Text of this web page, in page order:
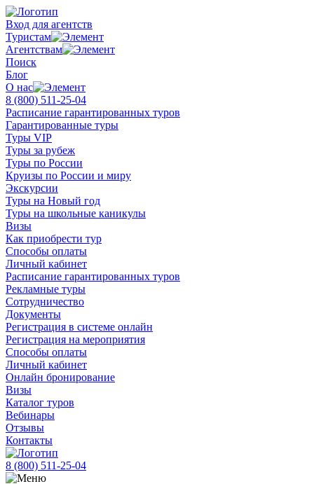
Вход для агентств
Туристам
Агентствам
Поиск
Блог
О нас
8 (800) 511-25-04
Расписание гарантированных туров
Гарантированные туры
Туры VIP
Туры за рубеж
Туры по России
Круизы по России и миру
Экскурсии
Туры на Новый год
Туры на школьные каникулы
Визы
Как приобрести тур
Способы оплаты
Личный кабинет
Расписание гарантированных туров
Рекламные туры
Сотрудничество
Документы
Регистрация в системе онлайн
Регистрация на мероприятия
Способы оплаты
Личный кабинет
Онлайн бронирование
Визы
Каталог туров
Вебинары
Отзывы
Контакты
8 (800) 511-25-04